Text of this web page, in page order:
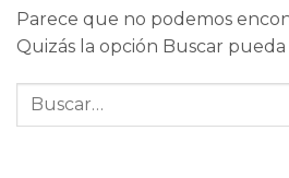
Parece que no podemos
Quizás la opción Buscar